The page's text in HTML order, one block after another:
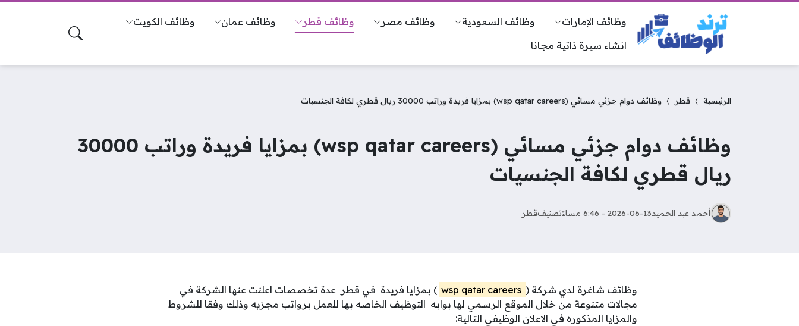
وظائف الإمارات وظائف السعودية وظائف مصر وظائف قطر وظائف عمان
وظائف الكويت
انشاء سيرة ذاتية مجانا
الرئيسية قطر وظائف دوام جزئي مسائي (wsp qatar careers) بمزايا فريدة وراتب 30000 ريال قطري لكافة الجنسيات
وظائف دوام جزئي مسائي (wsp qatar careers) بمزايا فريدة وراتب 30000
ريال قطري لكافة الجنسيات
أحمد عبد الحميد2026-06-13 - 6:46 مساءً تصنيفقطر
وظائف شاغرة لدي شركة (
) بمزايا فريدة في قطر عدة تخصصات اعلنت عنها الشركة في
مجالات متنوعة من خلال الموقع الرسمي لها بوابه التوظيف الخاصه بها للعمل برواتب مجزيه وذلك وفقا للشروط
والمزايا المذكوره في الاعلان الوظيفي التالية: